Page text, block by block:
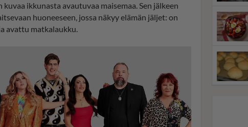
ikkunasta avautuvaa maisemaa. Sen jälkeen
huoneeseen, jossa näkyy elämän jäljet: on
avattu matkalaukku.